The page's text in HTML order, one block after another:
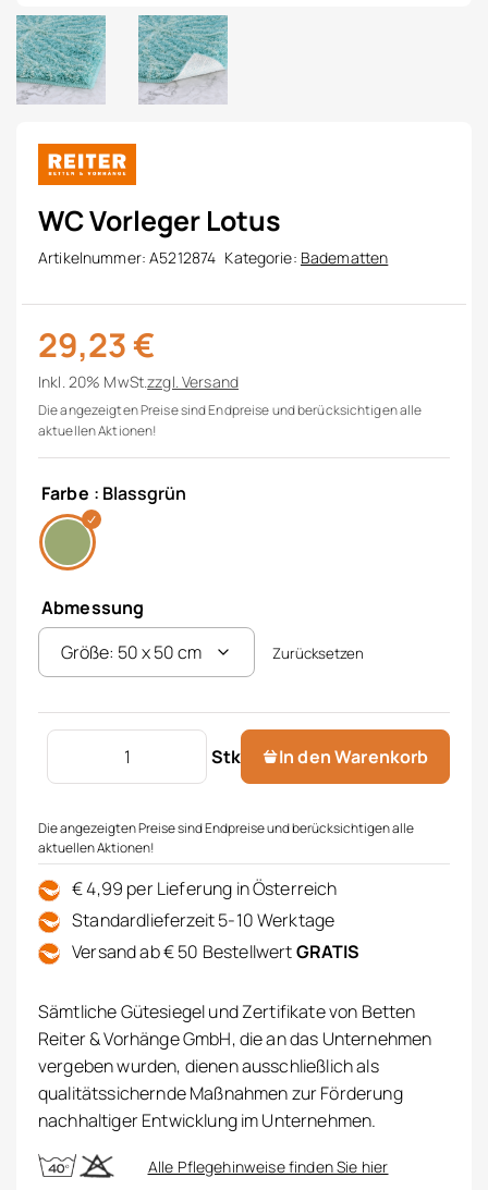
WC Vorleger Lotus
Artikelnummer:A5212874 Kategorie: Badematten
29,23€
Inkl. 20% MwSt.zzgl.Versand
Die angezeigten Preise sind Endpreise und berücksichtigen alle
aktuellen Aktionen!
Farbe : Blassgrün
Abmessung
Zurücksetzen
Stk
WC Vorleger Lotus Menge
In den Warenkorb
Die angezeigten Preise sind Endpreise und berücksichtigen alle
aktuellen Aktionen!
€ 4,99 per Lieferung in Österreich
Standardlieferzeit 5-10 Werktage
Versand ab € 50 BestellwertGRATIS
Sämtliche Gütesiegel und Zertifikate von Betten
Reiter & Vorhänge GmbH, die an das Unternehmen
vergeben wurden, dienen ausschließlich als
qualitätssichernde Maßnahmen zur Förderung
nachhaltiger Entwicklung im Unternehmen.
Alle Pflegehinweise finden Sie hier